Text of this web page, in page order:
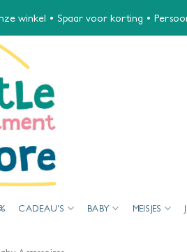
winkel • Spaar voor korting •
CADEAU’S BABY MEISJES